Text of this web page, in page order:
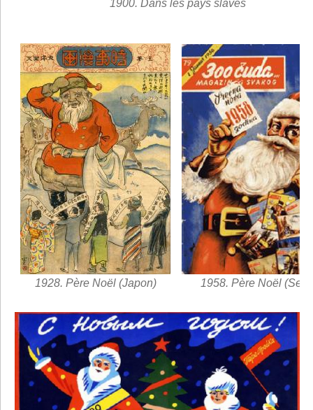
1900. Dans les pays slaves
1928. Père Noël (Japon) 1958. Père Noël